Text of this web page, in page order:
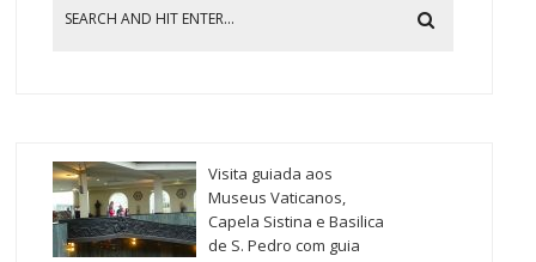
Visita guiada aos
Museus Vaticanos,
Capela Sistina e Basilica
de S. Pedro com guia